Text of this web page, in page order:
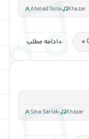
Ahmad Solo Khazar
۰ ادامه مطلب
Sina Sarlak Khazar